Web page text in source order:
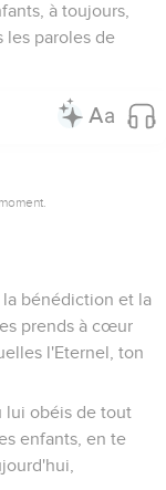
à toujours,
les paroles de
la bénédiction et la
prends à cœur
l'Eternel, ton
lui obéis de tout
enfants, en te